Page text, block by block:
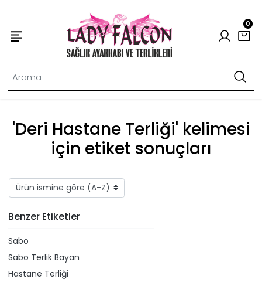
0
'Deri Hastane Terliği' kelimesi
için etiket sonuçları
Benzer Etiketler
Sabo
Sabo Terlik Bayan
Hastane Terliği